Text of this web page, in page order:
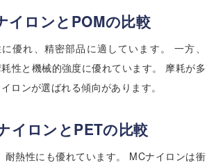
イロンとPOMの比較
優れ、精密部品に適しています。 一方、
性と機械的強度に優れています。 摩耗が多
ロンが選ばれる傾向があります。
イロンとPETの比較
耐熱性にも優れています。 MCナイロンは衝